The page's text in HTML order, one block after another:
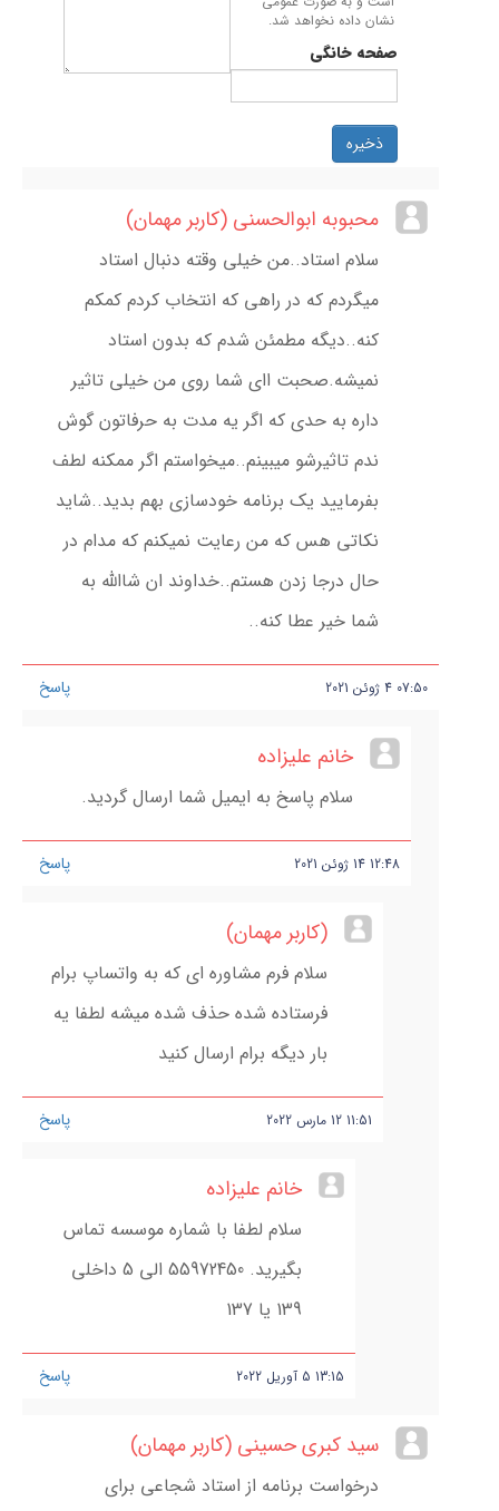
نشان داده نخواهد شد.
صفحه خانگی
ذخیره
محبوبه ابوالحسنی (کاربر مهمان)
سلام استاد..من خیلی وقته دنبال استاد
میگردم که در راهی که انتخاب کردم کمکم
کنه..دیگه مطمئن شدم که بدون استاد
نمیشه.صحبت اای شما روی من خیلی تاثیر
داره به حدی که اگر یه مدت به حرفاتون گوش
ندم تاثیرشو میبینم..میخواستم اگر ممکنه لطف
بفرمایید یک برنامه خودسازی بهم بدید..شاید
نکاتی هس که من رعایت نمیکنم که مدام در
حال درجا زدن هستم..خداوند ان شاالله به
شما خیر عطا کنه..
پاسخ 07:50
4 ژوئن 2021
خانم علیزاده
سلام پاسخ به ایمیل شما ارسال گردید.
پاسخ 12:48
14 ژوئن 2021
(کاربر مهمان)
سلام فرم مشاوره ای که به واتساپ برام
فرستاده شده حذف شده میشه لطفا یه
بار دیگه برام ارسال کنید
پاسخ 11:51
12 مارس 2022
خانم علیزاده
سلام لطفا با شماره موسسه تماس
بگیرید. 55972450 الی 5 داخلی
139 یا 137
پاسخ 13:15
5 آوریل 2022
سید کبری حسینی (کاربر مهمان)
درخواست برنامه از استاد شجاعی برای